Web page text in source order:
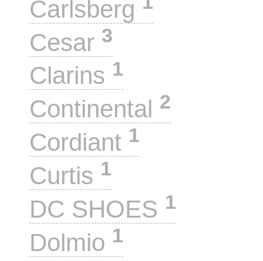
Carlsberg
Cesar 3
Clarins 1
Continental 2
Cordiant 1
Curtis 1
DC SHOES 1
Dolmio 1